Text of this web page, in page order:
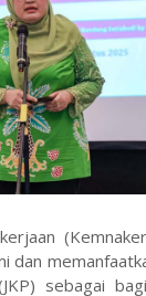
dan
sebagai